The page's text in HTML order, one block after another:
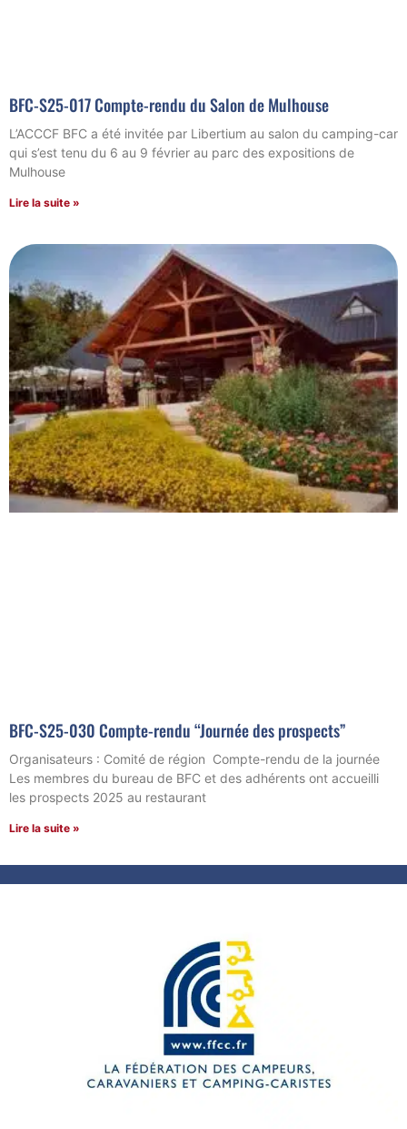
BFC-S25-017 Compte-rendu du Salon de Mulhouse
L’ACCCF BFC a été invitée par Libertium au salon du camping-car
qui s’est tenu du 6 au 9 février au parc des expositions de
Mulhouse
Lire la suite »
BFC-S25-030 Compte-rendu “Journée des prospects”
Organisateurs : Comité de région Compte-rendu de la journée
Les membres du bureau de BFC et des adhérents ont accueilli
les prospects 2025 au restaurant
Lire la suite »